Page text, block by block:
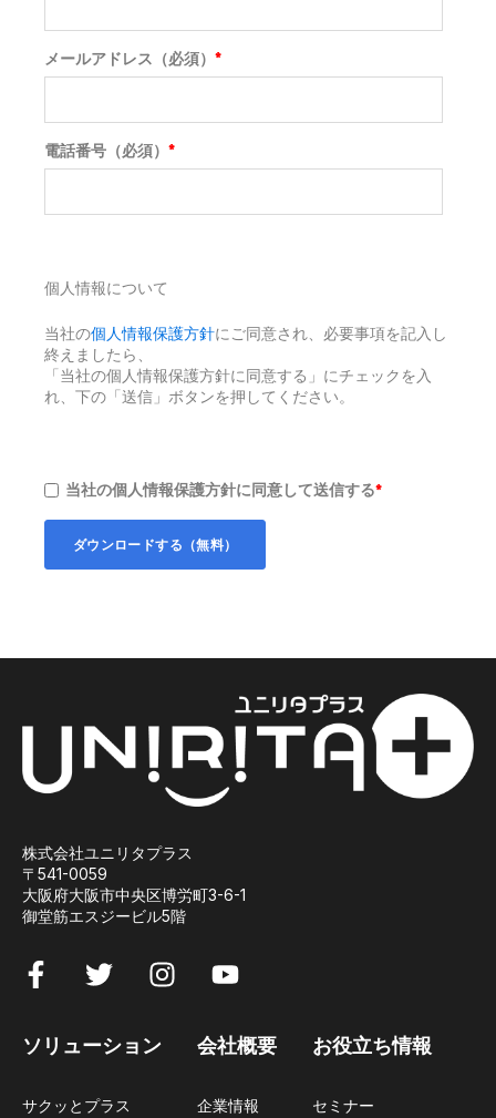
メールアドレス（必須） *
電話番号（必須） *
個人情報について
当社の個人情報保護方針にご同意され、必要事項を記入し
終えましたら、
「当社の個人情報保護方針に同意する」にチェックを入
れ、下の「送信」ボタンを押してください。
当社の個人情報保護方針に同意して送信する*
株式会社ユニリタプラス
〒 541-0059
大阪府大阪市中央区博労町3-6-1
御堂筋エスジービル5階
ソリューション
サクッとプラス
会社概要
企業情報
お役立ち情報
セミナー